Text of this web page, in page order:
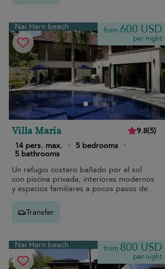
Nai Harn beach from 600 USD
per night
Villa Maria 9.8(5)
14 pers. max.
· 5 bedrooms ·
5 bathrooms
Un refugio costero bañado por el sol
con piscina privada, interiores modernos
y espacios familiares a pocos pasos de
la playa de Nai Harn.
Transfer
Nai Harn beach from 800 USD
per night